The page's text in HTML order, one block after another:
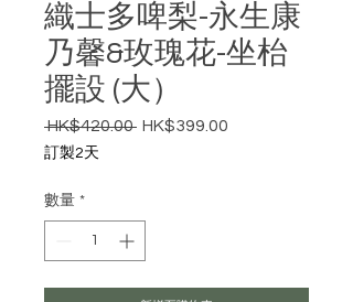
織士多啤梨-永生康
乃馨&玫瑰花-坐枱
擺設 (大）
HK$420.00 一般價格
HK$399.00
訂製2天
數量 *